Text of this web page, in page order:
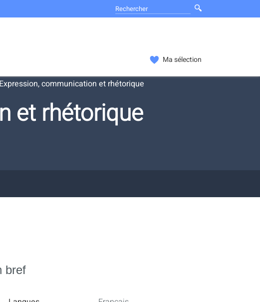
Ma sélection
communication et rhétorique
et rhétorique
bref